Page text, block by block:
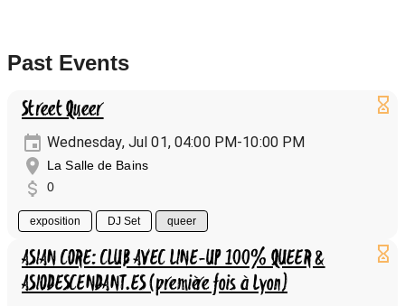
Past Events
Street Queer
Wednesday, Jul 01, 04:00 PM-10:00 PM
La Salle de Bains
0
exposition DJ Set queer
ASIAN CORE: CLUB AVEC LINE-UP 100% QUEER &
ASIODESCENDANT.ES (première fois à Lyon)